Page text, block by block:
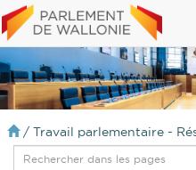
/ Travail parlementaire -